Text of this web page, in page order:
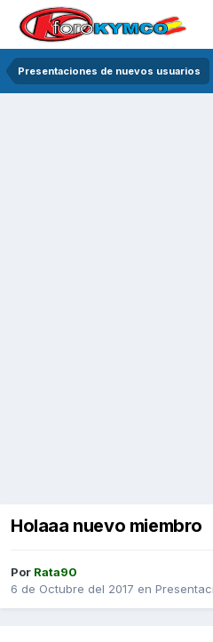
Presentaciones de nuevos usuarios
Holaaa nuevo miembro
Por Rata90
6 de Octubre del 2017 en